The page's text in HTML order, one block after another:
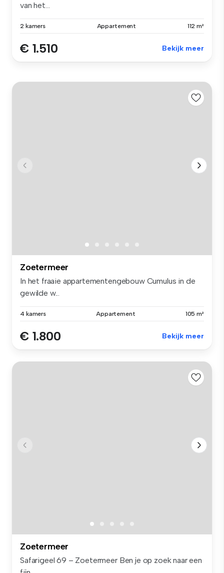
van het...
2 kamers Appartement 112 m²
€ 1.510 Bekijk meer
Zoetermeer
In het fraaie appartementengebouw Cumulus in de
gewilde w...
4 kamers Appartement 105 m²
€ 1.800 Bekijk meer
Zoetermeer
Safarigeel 69 – Zoetermeer Ben je op zoek naar een